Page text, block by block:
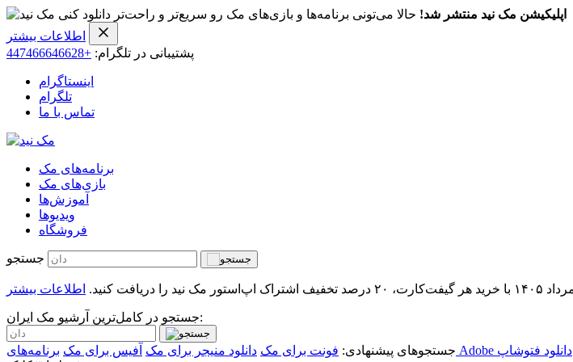
اپلیکیشن مک نید منتشر شد! حالا می‌تونی برنامه‌ها و بازی‌های مک رو سریع‌تر و راحت‌تر دانلود کنی
اطلاعات بیشتر
پشتیبانی در تلگرام: +447466646628
اینستاگرام
تلگرام
تماس با ما
برنامه‌های مک
بازی‌های مک
آموزش‌ها
ویدیو‌ها
فروشگاه
جستجو
اطلاعات بیشتر
جستجو در کامل‌ترین آرشیو مک ایران:
جستجوهای پیشنهادی: فونت برای مک دانلود منیجر برای مک آفیس برای مک
دانلود فتوشاپ